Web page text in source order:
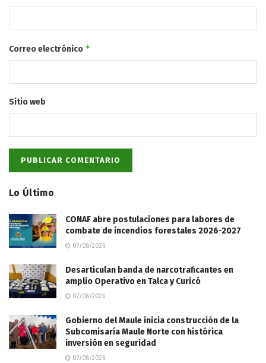
Correo electrónico *
Sitio web
Lo Último
CONAF abre postulaciones para labores de
combate de incendios forestales 2026-2027
07/08/2026
Desarticulan banda de narcotraficantes en
amplio Operativo en Talca y Curicó
07/08/2026
Gobierno del Maule inicia construcción de la
Subcomisaría Maule Norte con histórica
inversión en seguridad
07/08/2026